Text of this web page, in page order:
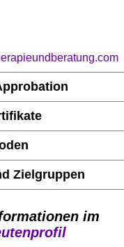
Zielgruppen
im